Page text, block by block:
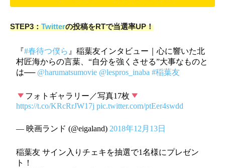
STEP3：Twitterの投稿をRTで当選率UP！
『#春待つ僕ら 』稲葉友インタビュー｜心に響いた北
村匠海からの言葉、“自分を強くさせる”大事なものと
は── @harumatsumovie @lespros_inaba #稲葉友
フォトギャラリー／写真17枚
https://t.co/KRcRrJW17j pic.twitter.com/ptEer4swdd
— 映画ランド (@eigaland) 2018年12月13日
稲葉友 サイン入りチェキを抽選で1名様にプレゼン
ト！